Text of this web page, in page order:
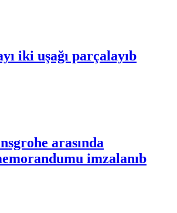
iki uşağı parçalayıb
arasında
imzalanıb